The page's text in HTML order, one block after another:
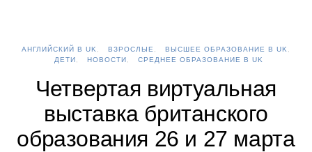
АНГЛИЙСКИЙ В UK ВЗРОСЛЫЕ
ВЫСШЕЕ ОБРАЗОВАНИЕ В UK
ДЕТИ
НОВОСТИ СРЕДНЕЕ ОБРАЗОВАНИЕ В UK
Четвертая виртуальная
выставка британского
образования 26 и 27 марта